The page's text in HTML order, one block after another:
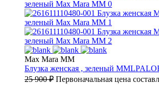
Max Mara MM
Блузка женская , зеленый
25 900₽ Первоначальная цена